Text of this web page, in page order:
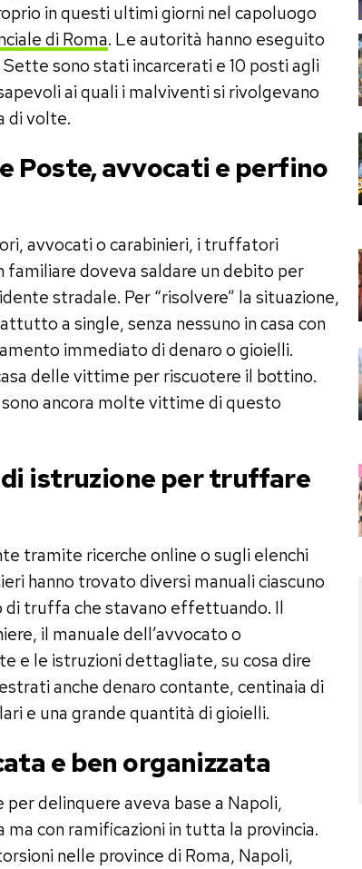
in questi ultimi giorni nel capoluogo
di Roma. Le autorità hanno eseguito
sono stati incarcerati e 10 posti agli
ai quali i malviventi si rivolgevano
di volte.
Poste, avvocati e perfino
avvocati o carabinieri, i truffatori
doveva saldare un debito per
stradale. Per “risolvere” la situazione,
a single, senza nessuno in casa con
immediato di denaro o gioielli.
delle vittime per riscuotere il bottino.
ancora molte vittime di questo
istruzione per truffare
tramite ricerche online o sugli elenchi
hanno trovato diversi manuali ciascuno
di truffa che stavano effettuando. Il
il manuale dell’avvocato o
e le istruzioni dettagliate, su cosa dire
anche denaro contante, centinaia di
e una grande quantità di gioielli.
e ben organizzata
per delinquere aveva base a Napoli,
con ramificazioni in tutta la provincia.
nelle province di Roma, Napoli,